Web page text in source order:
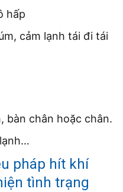
hấp
cảm lạnh tái đi tái
bàn chân hoặc chân.
pháp hít khí
tình trạng